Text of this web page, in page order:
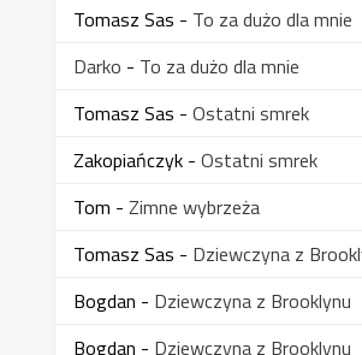
Tomasz Sas - To za dużo dla mnie
Darko - To za dużo dla mnie
Tomasz Sas - Ostatni smrek
Zakopiańczyk- Ostatni smrek
Tom - Zimne wybrzeża
Tomasz Sas - Dziewczyna z
Bogdan - Dziewczyna z Brooklynu
Bogdan - Dziewczyna z Brooklynu